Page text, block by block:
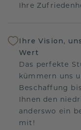
Ihre
Ihre Vision,
Wert
Das perfekte
kümmern uns
Beschaffung
Ihnen den
anderswo ein
mit!